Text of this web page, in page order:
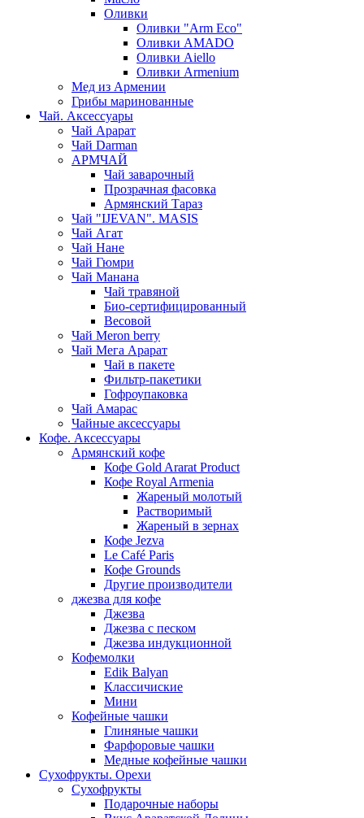
Оливки
Оливки "Arm Eco"
Оливки AMADO
Оливки Aiello
Оливки Armenium
Мед из Армении
Грибы маринованные
Чай. Аксессуары
Чай Арарат
Чай Darman
АРМЧАЙ
Чай заварочный
Прозрачная фасовка
Армянский Тараз
Чай "IJEVAN". MASIS
Чай Агат
Чай Нане
Чай Гюмри
Чай Манана
Чай травяной
Био-сертифицированный
Весовой
Чай Meron berry
Чай Мега Арарат
Чай в пакете
Фильтр-пакетики
Гофроупаковка
Чай Амарас
Чайные аксессуары
Кофе. Аксессуары
Армянский кофе
Кофе Gold Ararat Product
Кофе Royal Armenia
Жареный молотый
Растворимый
Жареный в зернах
Кофе Jezva
Le Café Paris
Кофе Grounds
Другие производители
джезва для кофе
Джезва
Джезва с песком
Джезва индукционной
Кофемолки
Edik Balyan
Классичиские
Мини
Кофейные чашки
Глиняные чашки
Фарфоровые чашки
Медные кофейные чашки
Сухофрукты. Орехи
Сухофрукты
Подарочные наборы